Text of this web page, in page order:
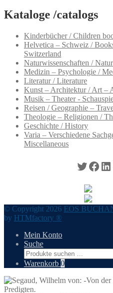
Kataloge /catalogs
Kinderbücher / Children
Helvetica – Schweiz /
Switzerland
Naturwissenschaften /
Medizin – Psychologie /
Literatur / Literature
Kunst – Architektur / Art –
Musik – Theater -
Reisen / Geographie –
Theologie – Religionen /
Geschichte / History
Varia – Verschiedene
Miscellaneous
Twitter
© Copyright 2026 EOS
by HTMfactory ®
Mein Konto
Suche
Suchen
nach:
Warenkorb 0